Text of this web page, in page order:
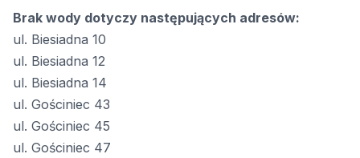
Brak wody dotyczy następujących adresów:
ul. Biesiadna 10
ul. Biesiadna 12
ul. Biesiadna 14
ul. Gościniec 43
ul. Gościniec 45
ul. Gościniec 47